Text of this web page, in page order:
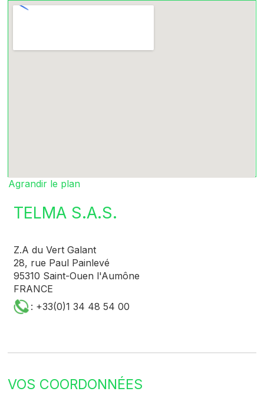
Agrandir le plan
TELMA S.A.S.
Z.A du Vert Galant
28, rue Paul Painlevé
95310 Saint-Ouen l'Aumône
FRANCE
: +33(0)1 34 48 54 00
VOS COORDONNÉES